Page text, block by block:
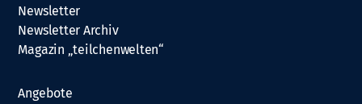
Newsletter
Newsletter Archiv
Magazin „teilchenwelten“
Angebote